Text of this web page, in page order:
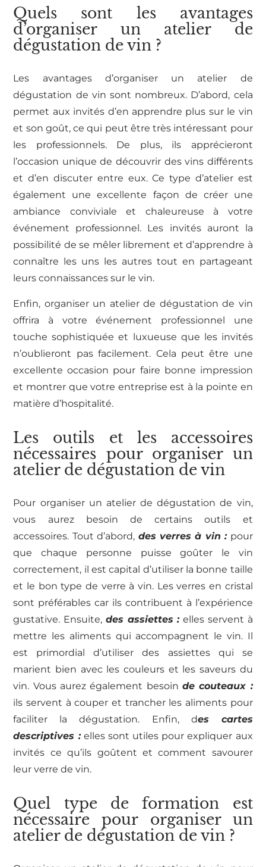
Quels sont les avantages
d’organiser un atelier de
dégustation de vin ?
Les avantages d’organiser un atelier de
dégustation de vin sont nombreux. D’abord, cela
permet aux invités d’en apprendre plus sur le vin
et son goût, ce qui peut être très intéressant pour
les professionnels. De plus, ils apprécieront
l’occasion unique de découvrir des vins différents
et d’en discuter entre eux. Ce type d’atelier est
également une excellente façon de créer une
ambiance conviviale et chaleureuse à votre
événement professionnel. Les invités auront la
possibilité de se mêler librement et d’apprendre à
connaître les uns les autres tout en partageant
leurs connaissances sur le vin.
Enfin, organiser un atelier de dégustation de vin
offrira à votre événement professionnel une
touche sophistiquée et luxueuse que les invités
n’oublieront pas facilement. Cela peut être une
excellente occasion pour faire bonne impression
et montrer que votre entreprise est à la pointe en
matière d’hospitalité.
Les outils et les accessoires
nécessaires pour organiser un
atelier de dégustation de vin
Pour organiser un atelier de dégustation de vin,
vous aurez besoin de certains outils et
accessoires. Tout d’abord, des verres à vin :pour
que chaque personne puisse goûter le vin
correctement, il est capital d’utiliser la bonne taille
et le bon type de verre à vin. Les verres en cristal
sont préférables car ils contribuent à l’expérience
gustative. Ensuite, des assiettes :elles servent à
mettre les aliments qui accompagnent le vin. Il
est primordial d’utiliser des assiettes qui se
marient bien avec les couleurs et les saveurs du
vin. Vous aurez également besoin de couteaux :
ils servent à couper et trancher les aliments pour
faciliter la dégustation. Enfin, des cartes
descriptives :elles sont utiles pour expliquer aux
invités ce qu’ils goûtent et comment savourer
leur verre de vin.
Quel type de formation est
nécessaire pour organiser un
atelier de dégustation de vin ?